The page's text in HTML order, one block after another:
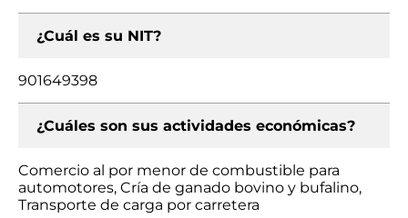
¿Cuál es su NIT?
901649398
¿Cuáles son sus actividades económicas?
Comercio al por menor de combustible para
automotores, Cría de ganado bovino y bufalino,
Transporte de carga por carretera